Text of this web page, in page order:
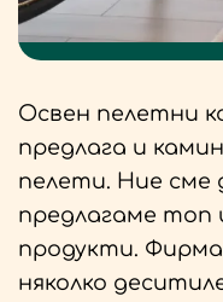
Освен пелетни
предлага и
пелети. Ние сме
предлагаме топ
продукти.
няколко